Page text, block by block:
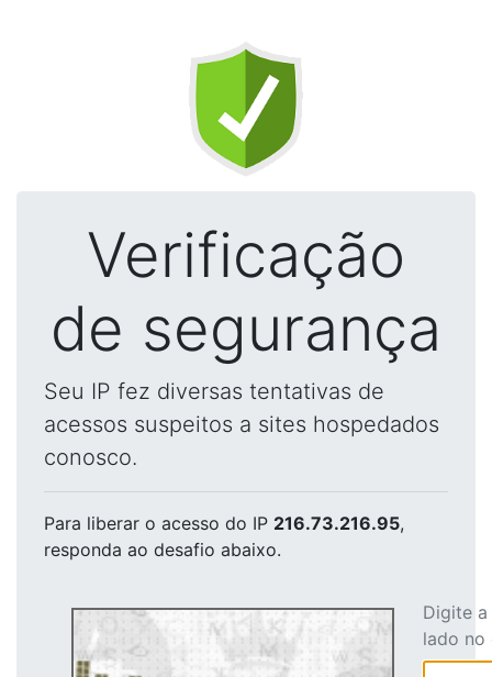
Verificação
de segurança
Seu IP fez diversas tentativas de
acessos suspeitos a sites hospedados
conosco.
Para liberar o acesso do IP 216.73.216.95,
responda ao desafio abaixo.
Digite
lado no